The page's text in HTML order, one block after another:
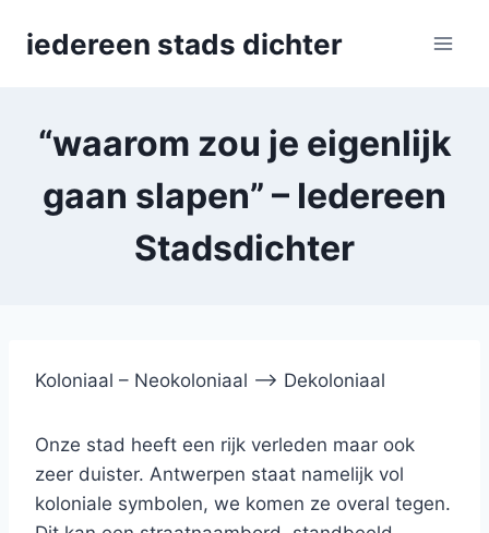
iedereen stads dichter
“waarom zou je eigenlijk
gaan slapen” – Iedereen
Stadsdichter
Koloniaal – Neokoloniaal –> Dekoloniaal
Onze stad heeft een rijk verleden maar ook
zeer duister. Antwerpen staat namelijk vol
koloniale symbolen, we komen ze overal tegen.